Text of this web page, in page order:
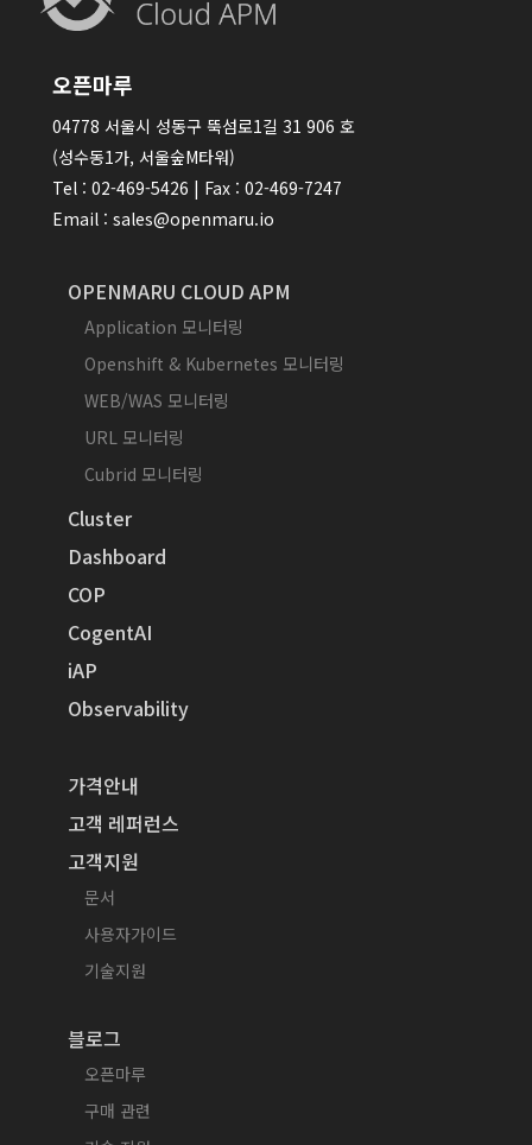
오픈마루
04778 서울시 성동구 뚝섬로1길 31 906 호
(성수동1가, 서울숲M타워)
Tel : 02-469-5426 | Fax : 02-469-7247
Email : sales@openmaru.io
OPENMARU CLOUD APM
Application 모니터링
Openshift & Kubernetes 모니터링
WEB/WAS 모니터링
URL 모니터링
Cubrid 모니터링
Cluster
Dashboard
COP
CogentAI
iAP
Observability
가격안내
고객 레퍼런스
고객지원
문서
사용자가이드
기술지원
블로그
오픈마루
구매 관련